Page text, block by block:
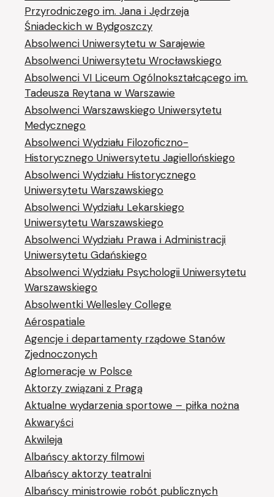
Przyrodniczego im. Jana i Jędrzeja
Śniadeckich w Bydgoszczy
Absolwenci Uniwersytetu w Sarajewie
Absolwenci Uniwersytetu Wrocławskiego
Absolwenci VI Liceum Ogólnokształcącego im.
Tadeusza Reytana w Warszawie
Absolwenci Warszawskiego Uniwersytetu
Medycznego
Absolwenci Wydziału Filozoficzno-
Historycznego Uniwersytetu Jagiellońskiego
Absolwenci Wydziału Historycznego
Uniwersytetu Warszawskiego
Absolwenci Wydziału Lekarskiego
Uniwersytetu Warszawskiego
Absolwenci Wydziału Prawa i Administracji
Uniwersytetu Gdańskiego
Absolwenci Wydziału Psychologii Uniwersytetu
Warszawskiego
Absolwentki Wellesley College
Aérospatiale
Agencje i departamenty rządowe Stanów
Zjednoczonych
Aglomeracje w Polsce
Aktorzy związani z Pragą
Aktualne wydarzenia sportowe – piłka nożna
Akwaryści
Akwileja
Albańscy aktorzy filmowi
Albańscy aktorzy teatralni
Albańscy ministrowie robót publicznych